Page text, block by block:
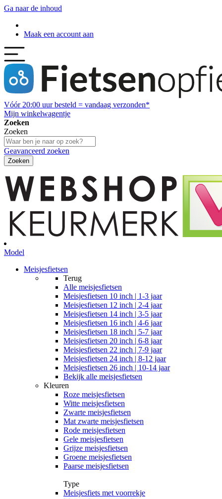
Ga naar de inhoud
Maak een account aan
Vóór 20:00 uur besteld = vandaag verzonden*
Mijn winkelwagentje
Zoeken
Zoeken
Geavanceerd zoeken
Zoeken
Model
Meisjesfietsen
Terug
Alle meisjesfietsen
Meisjesfietsen 10 inch | 1-3 jaar
Meisjesfietsen 12 inch | 2-4 jaar
Meisjesfietsen 14 inch | 3-5 jaar
Meisjesfietsen 16 inch | 4-6 jaar
Meisjesfietsen 18 inch | 5-7 jaar
Meisjesfietsen 20 inch | 6-8 jaar
Meisjesfietsen 22 inch | 7-9 jaar
Meisjesfietsen 24 inch | 8-12 jaar
Meisjesfietsen 26 inch | 10-14 jaar
Bekijk alle meisjesfietsen
Kleuren
Roze meisjesfietsen
Witte meisjesfietsen
Zwarte meisjesfietsen
Mat zwarte meisjesfietsen
Rode meisjesfietsen
Gele meisjesfietsen
Grijze meisjesfietsen
Groene meisjesfietsen
Paarse meisjesfietsen
Type
Meisjesfiets met voorrekje